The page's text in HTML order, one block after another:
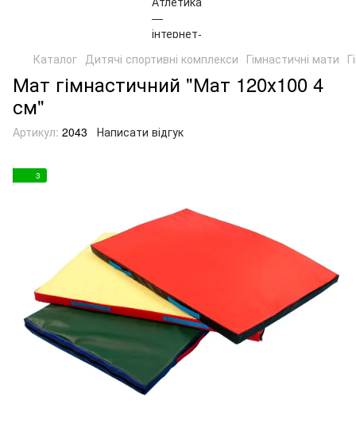
Каталог Дитячі спортивні комплекси Гімнастичні мати
Мат гімнастичний "Мат 120х100 4
см"
Артикул: 2043 Написати відгук
3